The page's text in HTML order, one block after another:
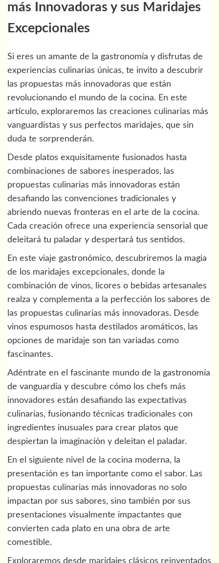
más Innovadoras y sus Maridajes
Excepcionales
Si eres un amante de la gastronomía y disfrutas de
experiencias culinarias únicas, te invito a descubrir
las propuestas más innovadoras que están
revolucionando el mundo de la cocina. En este
artículo, exploraremos las creaciones culinarias más
vanguardistas y sus perfectos maridajes, que sin
duda te sorprenderán.
Desde platos exquisitamente fusionados hasta
combinaciones de sabores inesperados, las
propuestas culinarias más innovadoras están
desafiando las convenciones tradicionales y
abriendo nuevas fronteras en el arte de la cocina.
Cada creación ofrece una experiencia sensorial que
deleitará tu paladar y despertará tus sentidos.
En este viaje gastronómico, descubriremos la magia
de los maridajes excepcionales, donde la
combinación de vinos, licores o bebidas artesanales
realza y complementa a la perfección los sabores de
las propuestas culinarias más innovadoras. Desde
vinos espumosos hasta destilados aromáticos, las
opciones de maridaje son tan variadas como
fascinantes.
Adéntrate en el fascinante mundo de la gastronomía
de vanguardia y descubre cómo los chefs más
innovadores están desafiando las expectativas
culinarias, fusionando técnicas tradicionales con
ingredientes inusuales para crear platos que
despiertan la imaginación y deleitan el paladar.
En el siguiente nivel de la cocina moderna, la
presentación es tan importante como el sabor. Las
propuestas culinarias más innovadoras no solo
impactan por sus sabores, sino también por sus
presentaciones visualmente impactantes que
convierten cada plato en una obra de arte
comestible.
Exploraremos desde maridajes clásicos reinventados